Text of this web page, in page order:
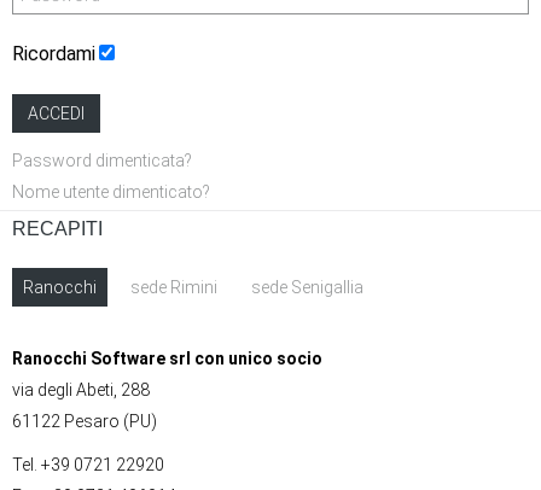
Ricordami
ACCEDI
Password dimenticata?
Nome utente dimenticato?
RECAPITI
Ranocchi sede Rimini sede Senigallia
Ranocchi Software srl con unico socio
via degli Abeti, 288
61122 Pesaro (PU)
Tel. +39 0721 22920